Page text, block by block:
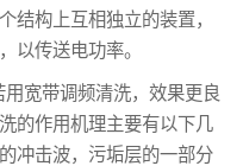
结构上互相独立的装置，
以传送电功率。
宽带调频清洗，效果更良
的作用机理主要有以下几
冲击波，污垢层的一部分